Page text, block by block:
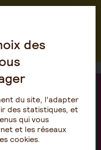
Protecvia
des
du site, l'adapter
des statistiques, et
qui vous
et les réseaux
cookies.